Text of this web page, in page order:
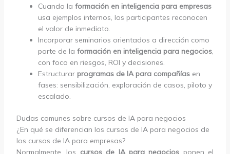
Cuando la formación en inteligencia para empresas
usa ejemplos internos, los participantes reconocen
el valor de inmediato.
Incorporar seminarios orientados a dirección como
parte de la formación en inteligencia para negocios,
con foco en riesgos, ROI y decisiones.
Estructurar programas de IA para compañíasen
fases: sensibilización, exploración de casos, piloto y
escalado.
Dudas comunes sobre cursos de IA para negocios
¿En qué se diferencian los cursos de IA para negocios de
los cursos de IA para empresas?
Normalmente, los cursos de IA para negocios ponen el